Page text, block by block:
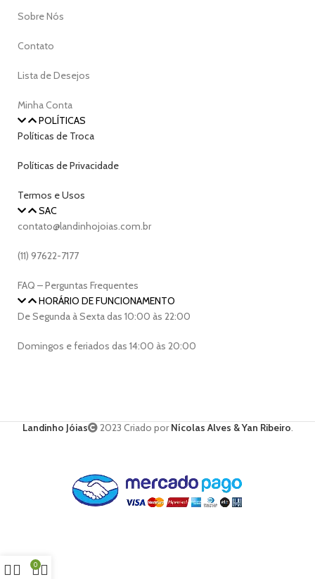
Sobre Nós
Contato
Lista de Desejos
Minha Conta
POLÍTICAS
Políticas de Troca
Políticas de Privacidade
Termos e Usos
SAC
contato@landinhojoias.com.br
(11) 97622-7177
FAQ – Perguntas Frequentes
HORÁRIO DE FUNCIONAMENTO
De Segunda à Sexta das 10:00 às 22:00
Domingos e feriados das 14:00 às 20:00
Landinho Jóias 2023 Criado porNícolas Alves & Yan Ribeiro.
0